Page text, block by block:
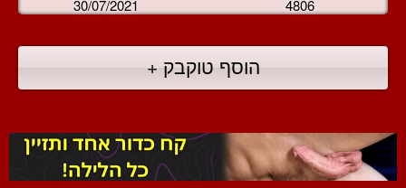
30/07/2021 4806
הוסף טוקבק +